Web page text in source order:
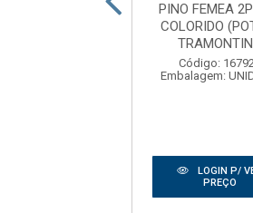
PINO FEMEA
COLORIDO
Código:
Embalagem:
LOGIN P/
PREÇO